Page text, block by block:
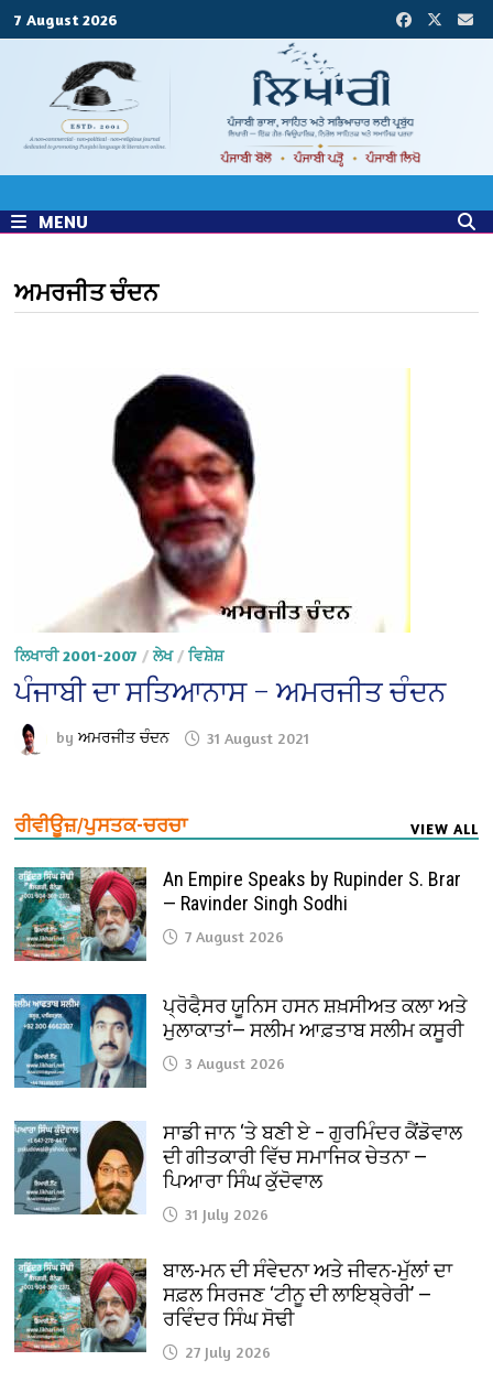
7 August 2026
MENU
ਅਮਰਜੀਤ ਚੰਦਨ
ਲਿਖਾਰੀ 2001-2007 /ਲੇਖ/ਵਿਸ਼ੇਸ਼
ਪੰਜਾਬੀ ਦਾ ਸਤਿਆਨਾਸ – ਅਮਰਜੀਤ ਚੰਦਨ
byਅਮਰਜੀਤ ਚੰਦਨ 31 August 2021
ਰੀਵੀਊਜ਼/ਪੁਸਤਕ-ਚਰਚਾ VIEW ALL
An Empire Speaks by Rupinder S. Brar
— Ravinder Singh Sodhi
7 August 2026
ਪ੍ਰੋਫੈ਼ਸਰ ਯੂਨਿਸ ਹਸਨ ਸ਼ਖ਼ਸੀਅਤ ਕਲਾ ਅਤੇ
ਮੁਲਾਕਾਤਾਂ— ਸਲੀਮ ਆਫ਼ਤਾਬ ਸਲੀਮ ਕਸੂਰੀ
3 August 2026
ਸਾਡੀ ਜਾਨ ‘ਤੇ ਬਣੀ ਏ – ਗੁਰਮਿੰਦਰ ਕੈਂਡੋਵਾਲ
ਦੀ ਗੀਤਕਾਰੀ ਵਿੱਚ ਸਮਾਜਿਕ ਚੇਤਨਾ —
ਪਿਆਰਾ ਸਿੰਘ ਕੁੱਦੋਵਾਲ
31 July 2026
ਬਾਲ-ਮਨ ਦੀ ਸੰਵੇਦਨਾ ਅਤੇ ਜੀਵਨ-ਮੁੱਲਾਂ ਦਾ
ਸਫ਼ਲ ਸਿਰਜਣ ‘ਟੀਨੂ ਦੀ ਲਾਇਬ੍ਰੇਰੀ’ —
ਰਵਿੰਦਰ ਸਿੰਘ ਸੋਢੀ
27 July 2026